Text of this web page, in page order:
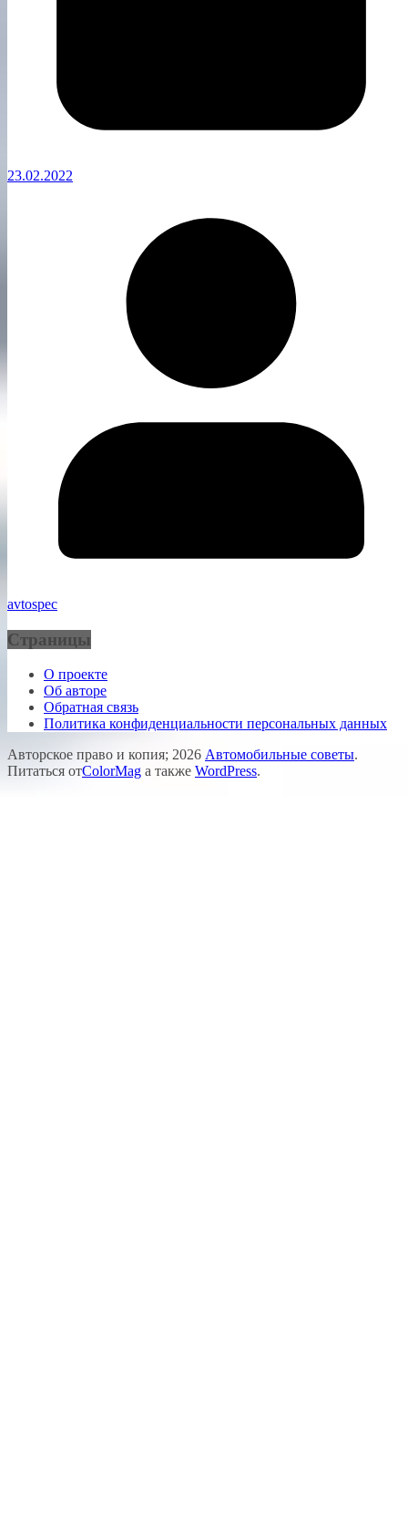
23.02.2022
avtospec
Страницы
О проекте
Об авторе
Обратная связь
Политика конфиденциальности персональных данных
Авторское право и копия; 2026 Автомобильные советы.
Питаться отColorMag а также WordPress.